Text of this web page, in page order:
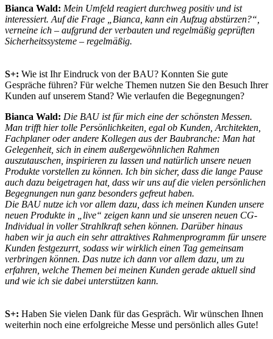
Bianca Wald: Mein Umfeld reagiert durchweg positiv und ist
interessiert. Auf die Frage „Bianca, kann ein Aufzug abstürzen?“,
verneine ich – aufgrund der verbauten und regelmäßig geprüften
Sicherheitssysteme – regelmäßig.
S+: Wie ist Ihr Eindruck von der BAU? Konnten Sie gute
Gespräche führen? Für welche Themen nutzen Sie den Besuch Ihrer
Kunden auf unserem Stand? Wie verlaufen die Begegnungen?
Bianca Wald: Die BAU ist für mich eine der schönsten Messen.
Man trifft hier tolle Persönlichkeiten, egal ob Kunden, Architekten,
Fachplaner oder andere Kollegen aus der Baubranche: Man hat
Gelegenheit, sich in einem außergewöhnlichen Rahmen
auszutauschen, inspirieren zu lassen und natürlich unsere neuen
Produkte vorstellen zu können. Ich bin sicher, dass die lange Pause
auch dazu beigetragen hat, dass wir uns auf die vielen persönlichen
Begegnungen nun ganz besonders gefreut haben.
Die BAU nutze ich vor allem dazu, dass ich meinen Kunden unsere
neuen Produkte in „live“ zeigen kann und sie unseren neuen CG-
Individual in voller Strahlkraft sehen können. Darüber hinaus
haben wir ja auch ein sehr attraktives Rahmenprogramm für unsere
Kunden festgezurrt, sodass wir wirklich einen Tag gemeinsam
verbringen können. Das nutze ich dann vor allem dazu, um zu
erfahren, welche Themen bei meinen Kunden gerade aktuell sind
und wie ich sie dabei unterstützen kann.
S+: Haben Sie vielen Dank für das Gespräch. Wir wünschen Ihnen
weiterhin noch eine erfolgreiche Messe und persönlich alles Gute!